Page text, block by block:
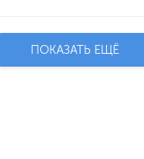
ПОКАЗАТЬ ЕЩЁ